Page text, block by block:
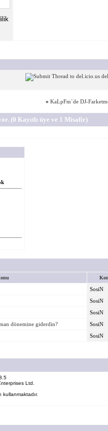
« KaLpFm`de DJ-
(0 Kayıtlı üye ve 1 Misafir)
SosiN
SosiN
SosiN
dönemine giderdin?
SosiN
SosiN
Ltd.
kullanmaktadır.